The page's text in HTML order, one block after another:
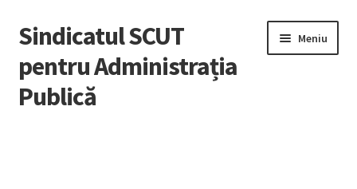
Sari
la
navigare
Sari
la
conținut
Sindicatul SCUT
pentru Administrația
Publică
Meniu